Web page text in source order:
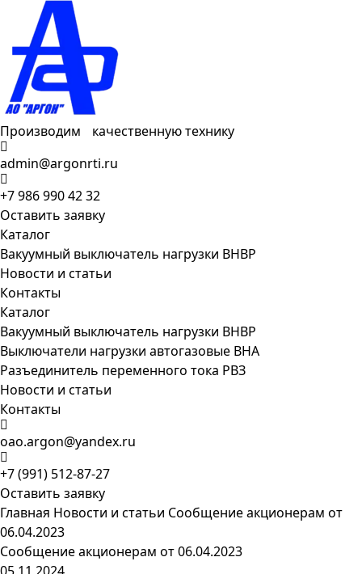
Производим качественную технику
admin@argonrti.ru
+7 986 990 42 32
Оставить заявку
Каталог
Вакуумный выключатель нагрузки ВНВР
Новости и статьи
Контакты
Каталог
Вакуумный выключатель нагрузки ВНВР
Выключатели нагрузки автогазовые ВНА
Разъединитель переменного тока РВЗ
Новости и статьи
Контакты
oao.argon@yandex.ru
+7 (991) 512-87-27
Оставить заявку
Главная Новости и статьи Сообщение акционерам от
06.04.2023
Сообщение акционерам от 06.04.2023